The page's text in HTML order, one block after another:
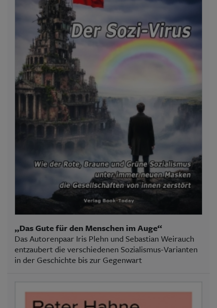
„Das Gute für den Menschen im Auge“
Das Autorenpaar Iris Plehn und Sebastian Weirauch
entzaubert die verschiedenen Sozialismus-Varianten
in der Geschichte bis zur Gegenwart